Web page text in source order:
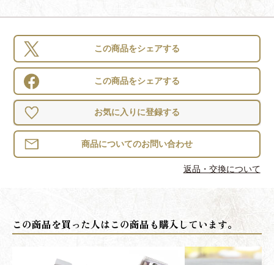
この商品をシェアする
この商品をシェアする
お気に入りに登録する
返品・交換について